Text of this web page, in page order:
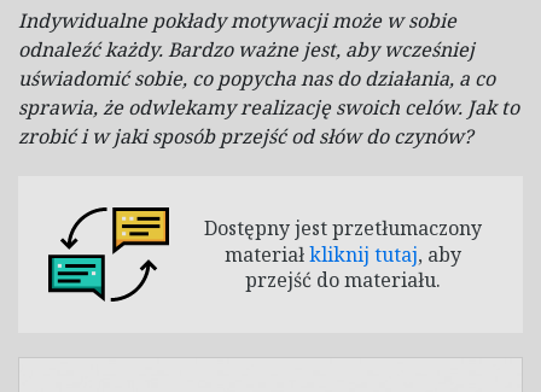
Indywidualne pokłady motywacji może w sobie
odnaleźć każdy. Bardzo ważne jest, aby wcześniej
uświadomić sobie, co popycha nas do działania, a co
sprawia, że odwlekamy realizację swoich celów. Jak to
zrobić i w jaki sposób przejść od słów do czynów?
Dostępny jest przetłumaczony
materiałkliknij tutaj, aby
przejść do materiału.